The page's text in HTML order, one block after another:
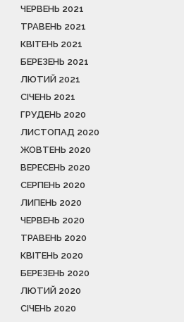
ЧЕРВЕНЬ 2021
ТРАВЕНЬ 2021
КВІТЕНЬ 2021
БЕРЕЗЕНЬ 2021
ЛЮТИЙ 2021
СІЧЕНЬ 2021
ГРУДЕНЬ 2020
ЛИСТОПАД 2020
ЖОВТЕНЬ 2020
ВЕРЕСЕНЬ 2020
СЕРПЕНЬ 2020
ЛИПЕНЬ 2020
ЧЕРВЕНЬ 2020
ТРАВЕНЬ 2020
КВІТЕНЬ 2020
БЕРЕЗЕНЬ 2020
ЛЮТИЙ 2020
СІЧЕНЬ 2020